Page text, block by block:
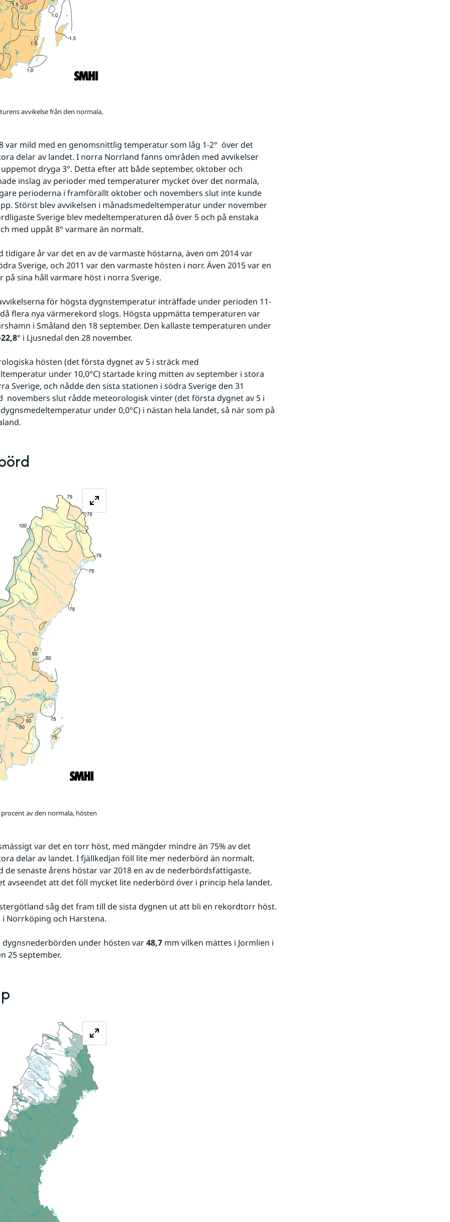
avvikelse från den normala,
var mild med en genomsnittlig temperatur som låg 1-2°  över det
delar av landet. I norra Norrland fanns områden med avvikelser
dryga 3°. Detta efter att både september, oktober och
inslag av perioder med temperaturer mycket över det normala,
perioderna i framförallt oktober och novembers slut inte kunde
Störst blev avvikelsen i månadsmedeltemperatur under november
Sverige blev medeltemperaturen då över 5 och på enstaka
med uppåt 8° varmare än normalt.
tidigare år var det en av de varmaste höstarna, även om 2014 var
Sverige, och 2011 var den varmaste hösten i norr. Även 2015 var en
på sina håll varmare höst i norra Sverige.
för högsta dygnstemperatur inträffade under perioden 11-
15 oktober, då flera nya värmerekord slogs. Högsta uppmätta temperaturen var
i Småland den 18 september. Den kallaste temperaturen under
° i Ljusnedal den 28 november.
hösten (det första dygnet av 5 i sträck med
under 10,0°C) startade kring mitten av september i stora
Sverige, och nådde den sista stationen i södra Sverige den 31
novembers slut rådde meteorologisk vinter (det första dygnet av 5 i
under 0,0°C) i nästan hela landet, så när som på
av den normala, hösten
var det en torr höst, med mängder mindre än 75% av det
delar av landet. I fjällkedjan föll lite mer nederbörd än normalt.
de senaste årens höstar var 2018 en av de nederbördsfattigaste,
avseendet att det föll mycket lite nederbörd över i princip hela landet.
såg det fram till de sista dygnen ut att bli en rekordtorr höst.
i Norrköping och Harstena.
dygnsnederbörden under hösten var 48,7 mm vilken mättes i Jormlien i
25 september.